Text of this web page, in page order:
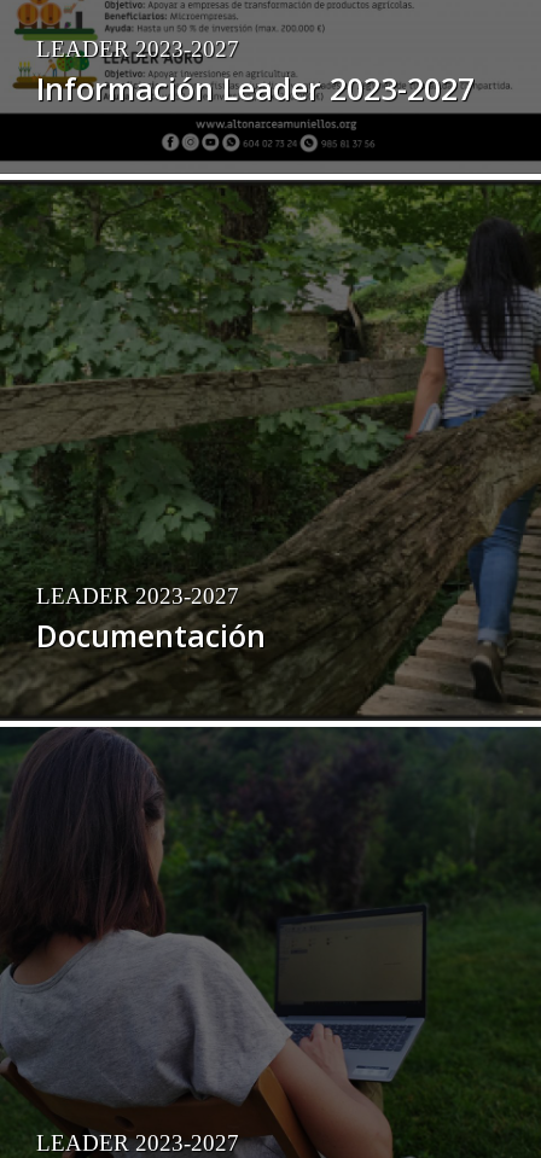
LEADER 2023-2027
Información Leader 2023-2027
LEADER 2023-2027
Documentación
LEADER 2023-2027